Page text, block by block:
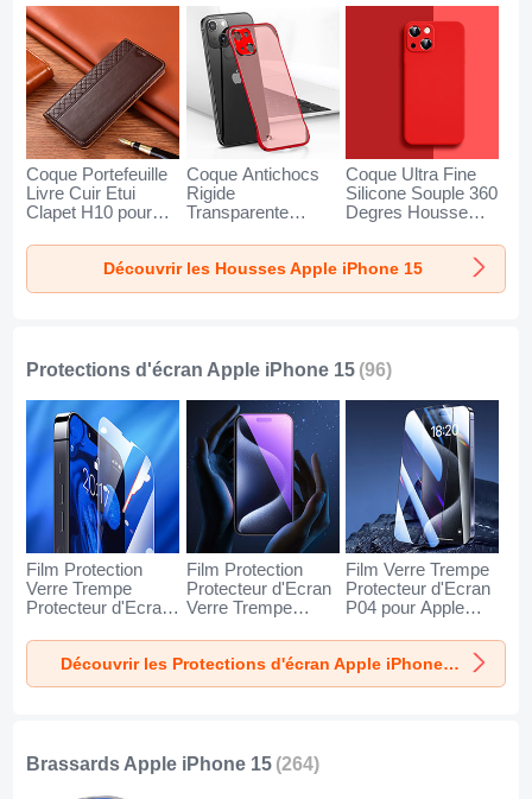
Coque Portefeuille
Livre Cuir Etui
Clapet H10 pour
Marron
Coque Antichocs
Rigide
Transparente
Housse H05 pour
Apple iPhone 15
Rouge
Coque Ultra Fine
Silicone Souple 360
Degres Housse
iPhone 15 Rouge
Découvrir les Housses Apple iPhone 15
Protections d'écran Apple iPhone 15 (96)
Film Protection
Verre Trempe
Protecteur d'Ecran
15 Clair
Film Protection
Protecteur d'Ecran
Verre Trempe
Lumiere Bleue U02
pour Apple iPhone
15 Noir
Film Verre Trempe
Protecteur d'Ecran
P04 pour Apple
Découvrir les Protections d'écran Apple iPhone 15
Brassards Apple iPhone 15 (264)